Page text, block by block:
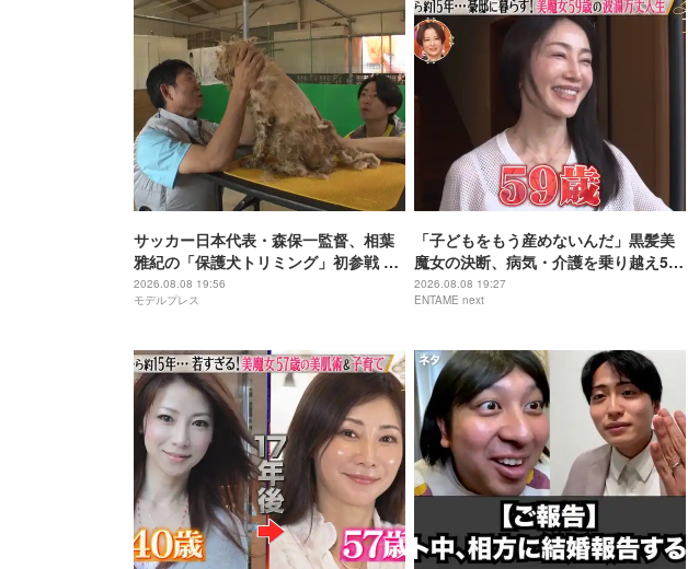
サッカー日本代表・森保一監督、相葉
雅紀の「保護犬トリミング」初参戦 ド
リームチームで心込めて挑む【24時間
テレビ49】
2026.08.08 19:56
モデルプレス
「子どもをもう産めないんだ」黒髪美
魔女の決断、病気・介護を乗り越え56
歳で“おばあちゃん”に
2026.08.08 19:27
ENTAME next